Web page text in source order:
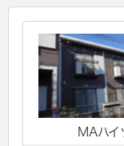
MAハイ